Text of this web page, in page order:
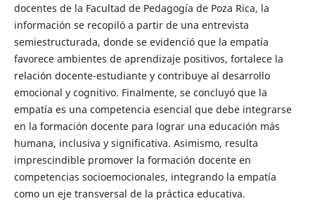
docentes de la Facultad de Pedagogía de Poza Rica, la
información se recopiló a partir de una entrevista
semiestructurada, donde se evidenció que la empatía
favorece ambientes de aprendizaje positivos, fortalece la
relación docente-estudiante y contribuye al desarrollo
emocional y cognitivo. Finalmente, se concluyó que la
empatía es una competencia esencial que debe integrarse
en la formación docente para lograr una educación más
humana, inclusiva y significativa. Asimismo, resulta
imprescindible promover la formación docente en
competencias socioemocionales, integrando la empatía
como un eje transversal de la práctica educativa.